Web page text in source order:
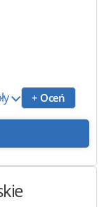
+ Oceń